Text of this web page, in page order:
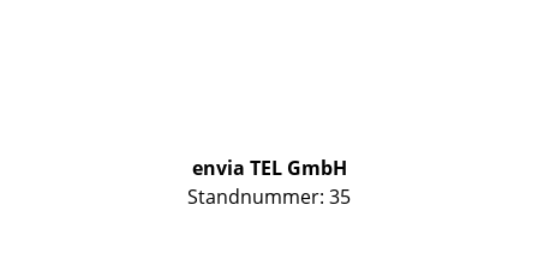
envia TEL GmbH
Standnummer: 35